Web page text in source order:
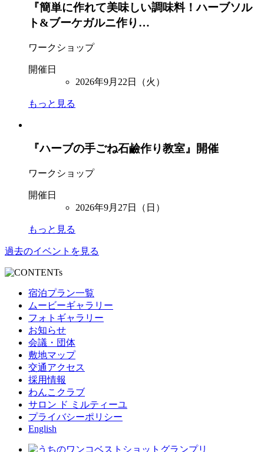
『簡単に作れて美味しい調味料！ハーブソル
ト&ブーケガルニ作り…
ワークショップ
開催日
2026年9月22日（火）
もっと見る
『ハーブの手ごね石鹼作り教室』開催
ワークショップ
開催日
2026年9月27日（日）
もっと見る
過去のイベントを見る
宿泊プラン一覧
ムービーギャラリー
フォトギャラリー
お知らせ
会議・団体
敷地マップ
交通アクセス
採用情報
わんこクラブ
サロン ド ミルティーユ
プライバシーポリシー
English